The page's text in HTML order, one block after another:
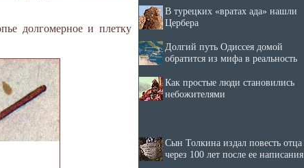
долгомерное и плетку
В турецких «вратах ада» нашли
Цербера
Долгий путь Одиссея домой
обратится из мифа в реальность
Как простые люди становились
небожителями
Сын Толкина издал повесть отца
через 100 лет после ее написания